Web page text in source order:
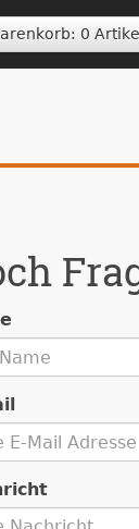
0 Artikel